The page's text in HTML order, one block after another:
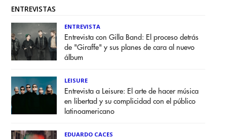
ENTREVISTAS
ENTREVISTA
Entrevista con Gilla Band: El proceso detrás
de "Giraffe" y sus planes de cara al nuevo
álbum
LEISURE
Entrevista a Leisure: El arte de hacer música
en libertad y su complicidad con el público
latinoamericano
EDUARDO CACES